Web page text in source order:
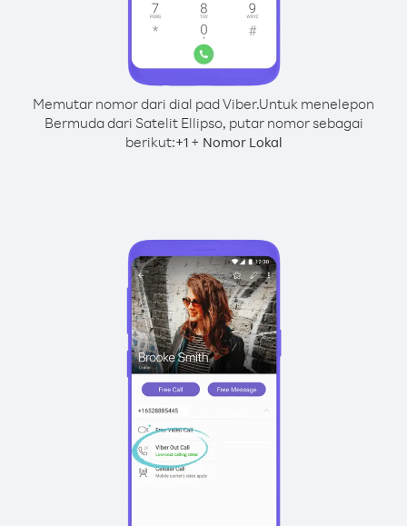
Memutar nomor dari dial pad Viber.Untuk menelepon
Bermuda dari Satelit Ellipso, putar nomor sebagai
berikut:+1+ Nomor Lokal